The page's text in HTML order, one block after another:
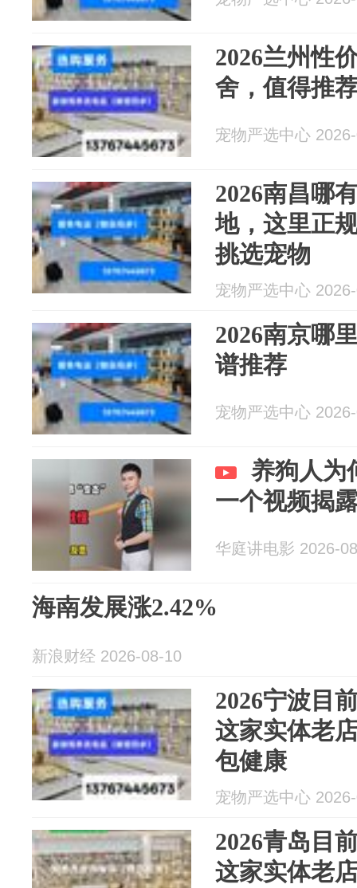
2026兰州性
舍，值得推
宠物严选中心
2026南昌哪
地，这里正
挑选宠物
宠物严选中心
2026南京哪
谱推荐
宠物严选中心
养狗人为
一个视频揭
华庭讲电影 2026-
海南发展涨2.42%
新浪财经 2026-08-10
2026宁波目
这家实体老
包健康
宠物严选中心
2026青岛目
这家实体老